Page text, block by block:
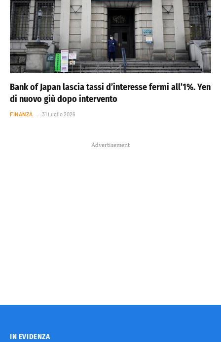
Bank of Japan lascia tassi d’interesse fermi all’1%. Yen
di nuovo giù dopo intervento
FINANZA 31 Luglio 2026
Advertisement
IN EVIDENZA